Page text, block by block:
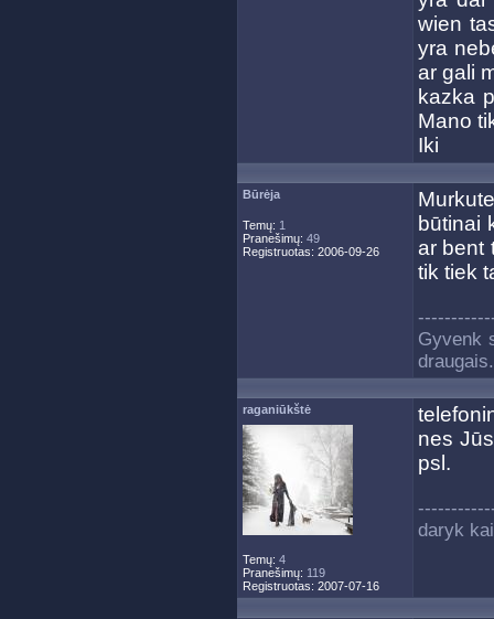
wien
yra
ar gali
kazka
Mano
Iki
Būrėja
Temų: 1
Pranešimų: 49
Registruotas: 2006-09-26
būtinai
ar bent
tik tiek
Gyvenk
draugais.
raganiūkštė
Temų: 4
Pranešimų: 119
Registruotas: 2007-07-16
nes
psl.
daryk